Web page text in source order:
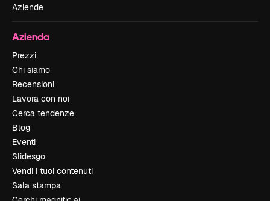
Aziende
Azienda
Prezzi
Chi siamo
Recensioni
Lavora con noi
Cerca tendenze
Blog
Eventi
Slidesgo
Vendi i tuoi contenuti
Sala stampa